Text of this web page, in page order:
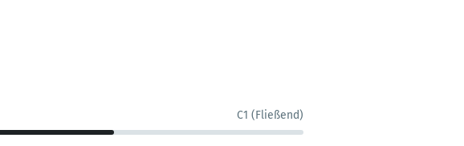
C1 (Fließend)